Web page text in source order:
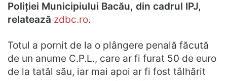
Poliției Municipiului Bacău, din cadrul IPJ,
relatează zdbc.ro.
Totul a pornit de la o plângere penală făcută
de un anume C.P.L., care ar fi furat 50 de euro
de la tatăl său, iar mai apoi ar fi fost tâlhărit